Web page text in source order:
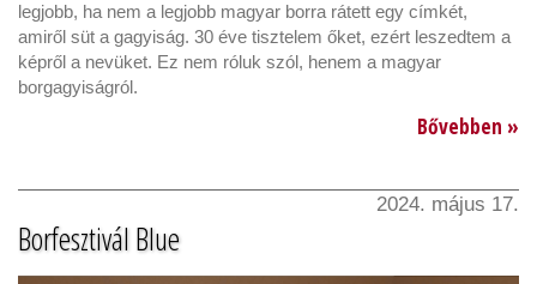
legjobb, ha nem a legjobb magyar borra rátett egy címkét,
amiről süt a gagyiság. 30 éve tisztelem őket, ezért leszedtem a
képről a nevüket. Ez nem róluk szól, henem a magyar
borgagyiságról.
Bővebben »
2024. május 17.
Borfesztivál Blue